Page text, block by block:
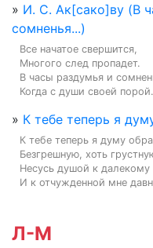
» И. С. Ак[сако]ву (В
сомненья...)
Все начатое свершится,
Многого след пропадет.
В часы раздумья и
Когда с души своей
» К тебе теперь я
К тебе теперь я думу
Безгрешную, хоть
Несусь душой к
И к отчужденной мне
Л-М